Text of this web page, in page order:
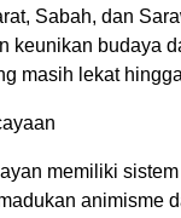
Sabah, dan
keunikan budaya
masih lekat
memiliki
animisme